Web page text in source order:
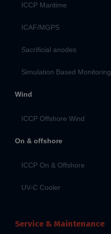
ICCP Maritime
ICAF/MGPS
Sacrificial anodes
Simulation Based Monitoring
Wind
ICCP Offshore Wind
On & offshore
ICCP On & Offshore
UV-C Cooler
Service & Maintenance